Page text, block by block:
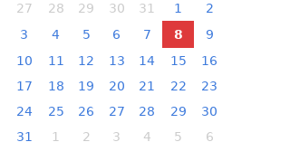
27
28 29 30 31 1
2
3
4 5 6 7 8
9
10
11 12 13 14 15
16
17
18 19 20 21 22
23
24
25 26 27 28 29
30
31
1 2 3 4 5 6